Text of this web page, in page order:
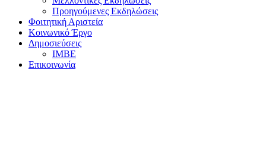
Προηγούμενες Εκδηλώσεις
Φοιτητική Αριστεία
Κοινωνικό Έργο
Δημοσιεύσεις
ΙΜΒΕ
Επικοινωνία